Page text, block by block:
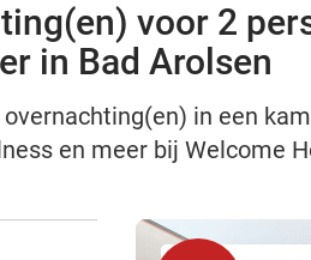
voor 2
in Bad Arolsen
in een
en meer bij Welcome